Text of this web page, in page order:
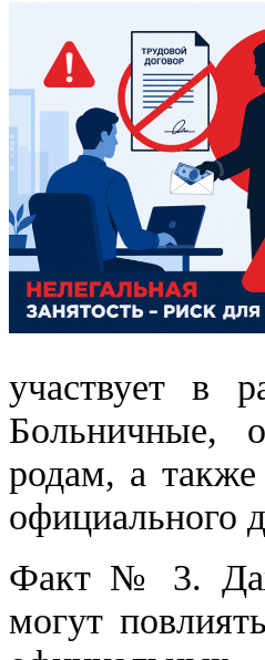
участвует в
Больничные,
родам, а
официального
Факт № 3.
могут